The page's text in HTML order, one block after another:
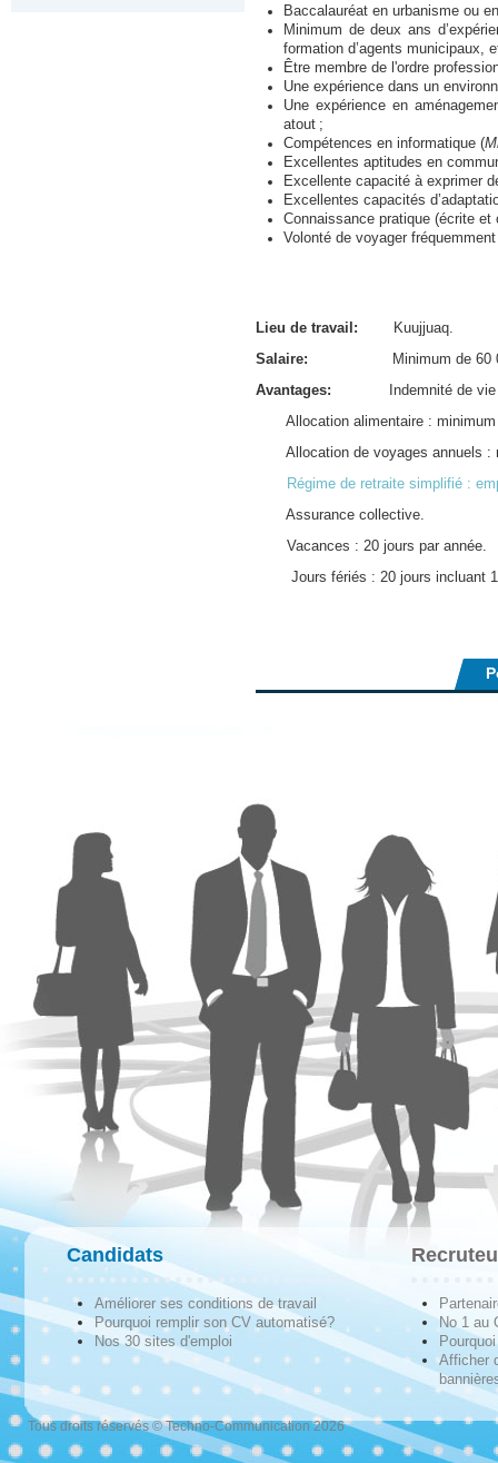
Baccalauréat en urbanisme ou
Minimum de deux ans
formation d’agents municipaux,
Être membre de l'ordre
Une expérience dans un
Une expérience en
atout ;
Compétences en informatique (
Excellentes aptitudes en
Excellente capacité à exprimer
Excellentes capacités
Connaissance pratique (écrite
Volonté de voyager
Lieu de travail: Kuujjuaq.
Salaire: Minimum de 60 074 $
Avantages: Indemnité de vie
Allocation alimentaire : minimum
Allocation de voyages annuels :
Régime de retraite simplifié :
Assurance collective.
Vacances : 20 jours par année.
Jours fériés : 20 jours incluant
Candidats
Améliorer ses conditions de travail
Pourquoi remplir son CV automatisé?
Nos 30 sites d'emploi
No 1 au
Afficher
Tous droits réservés © Techno-Communication 2026